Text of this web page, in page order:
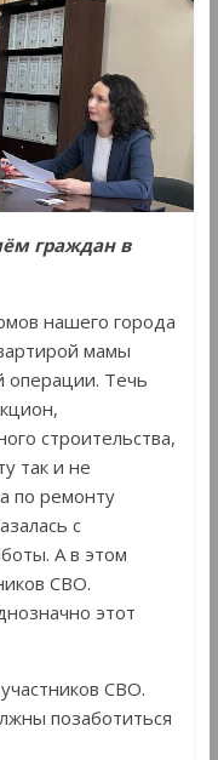
граждан в
нашего города
мамы
операции. Течь
строительства,
так и не
по ремонту
с
А в этом
СВО.
этот
СВО.
позаботиться